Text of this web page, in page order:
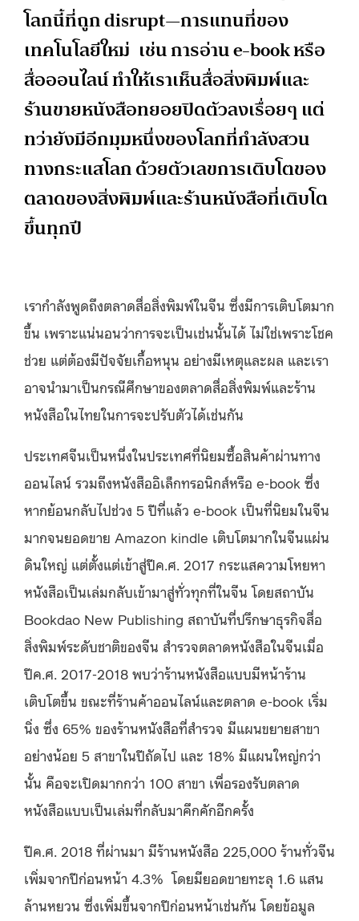
โลกนี้ที่ถูก disrupt—การแทนที่ของ
เทคโนโลยีใหม่ เช่น การอ่าน e-book หรือ
สื่อออนไลน์ ทำให้เราเห็นสื่อสิ่งพิมพ์และ
ร้านขายหนังสือทยอยปิดตัวลงเรื่อยๆ แต่
ทว่ายังมีอีกมุมหนึ่งของโลกที่กำลังสวน
ทางกระแสโลก ด้วยตัวเลขการเติบโตของ
ตลาดของสิ่งพิมพ์และร้านหนังสือที่เติบโต
ขึ้นทุกปี
เรากำลังพูดถึงตลาดสื่อสิ่งพิมพ์ในจีน ซึ่งมีการเติบโตมาก
ขึ้น เพราะแน่นอนว่าการจะเป็นเช่นนั้นได้ ไม่ใช่เพราะโชค
ช่วย แต่ต้องมีปัจจัยเกื้อหนุน อย่างมีเหตุและผล และเรา
อาจนำมาเป็นกรณีศึกษาของตลาดสื่อสิ่งพิมพ์และร้าน
หนังสือในไทยในการจะปรับตัวได้เช่นกัน
ประเทศจีนเป็นหนึ่งในประเทศที่นิยมซื้อสินค้าผ่านทาง
ออนไลน์ รวมถึงหนังสืออิเล็กทรอนิกส์หรือ e-book ซึ่ง
หากย้อนกลับไปช่วง 5 ปีที่แล้ว e-book เป็นที่นิยมในจีน
มากจนยอดขาย Amazon kindle เติบโตมากในจีนแผ่น
ดินใหญ่ แต่ตั้งแต่เข้าสู่ปีค.ศ. 2017 กระแสความโหยหา
หนังสือเป็นเล่มกลับเข้ามาสู่ทั่วทุกที่ในจีน โดยสถาบัน
Bookdao New Publishing สถาบันที่ปรึกษาธุรกิจสื่อ
สิ่งพิมพ์ระดับชาติของจีน สำรวจตลาดหนังสือในจีนเมื่อ
ปีค.ศ. 2017-2018 พบว่าร้านหนังสือแบบมีหน้าร้าน
เติบโตขึ้น ขณะที่ร้านค้าออนไลน์และตลาด e-book เริ่ม
นิ่ง ซึ่ง 65% ของร้านหนังสือที่สำรวจ มีแผนขยายสาขา
อย่างน้อย 5 สาขาในปีถัดไป และ 18% มีแผนใหญ่กว่า
นั้น คือจะเปิดมากกว่า 100 สาขา เพื่อรองรับตลาด
หนังสือแบบเป็นเล่มที่กลับมาคึกคักอีกครั้ง
ปีค.ศ. 2018 ที่ผ่านมา มีร้านหนังสือ 225,000 ร้านทั่วจีน
เพิ่มจากปีก่อนหน้า 4.3% โดยมียอดขายทะลุ 1.6 แสน
ล้านหยวน ซึ่งเพิ่มขึ้นจากปีก่อนหน้าเช่นกัน โดยข้อมูล